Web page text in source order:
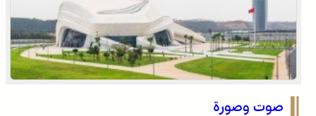
عيسى .. أصغر فرسان التبوريدة يحمل مشعل تراث عريق
صوت وصورة